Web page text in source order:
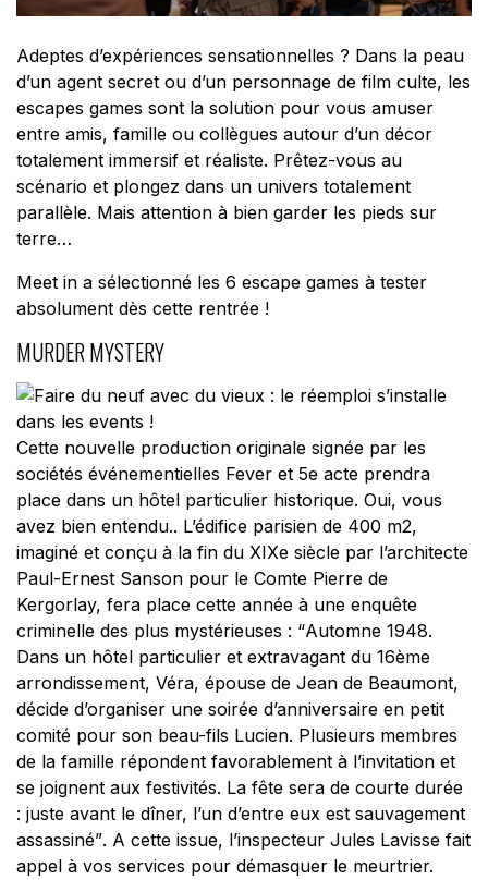
Adeptes d’expériences sensationnelles ? Dans la peau
d’un agent secret ou d’un personnage de film culte, les
escapes games sont la solution pour vous amuser
entre amis, famille ou collègues autour d’un décor
totalement immersif et réaliste. Prêtez-vous au
scénario et plongez dans un univers totalement
parallèle. Mais attention à bien garder les pieds sur
terre…
Meet in a sélectionné les 6 escape games à tester
absolument dès cette rentrée !
MURDER MYSTERY
Cette nouvelle production originale signée par les
sociétés événementielles Fever et 5e acte prendra
place dans un hôtel particulier historique. Oui, vous
avez bien entendu.. L’édifice parisien de 400 m2,
imaginé et conçu à la fin du XIXe siècle par l’architecte
Paul-Ernest Sanson pour le Comte Pierre de
Kergorlay, fera place cette année à une enquête
criminelle des plus mystérieuses : “Automne 1948.
Dans un hôtel particulier et extravagant du 16ème
arrondissement, Véra, épouse de Jean de Beaumont,
décide d’organiser une soirée d’anniversaire en petit
comité pour son beau-fils Lucien. Plusieurs membres
de la famille répondent favorablement à l’invitation et
se joignent aux festivités. La fête sera de courte durée
: juste avant le dîner, l’un d’entre eux est sauvagement
assassiné”. A cette issue, l’inspecteur Jules Lavisse fait
appel à vos services pour démasquer le meurtrier.